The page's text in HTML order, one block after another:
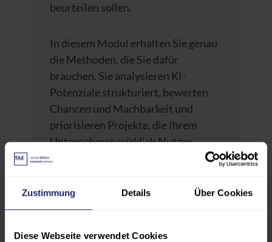
Zustimmung Details Über Cookies
Diese Webseite verwendet Cookies
beurteilen sollen.
In diesem Modul erhalten Sie genau
die Methoden, die Sie dafür
brauchen. Sie analysieren KI-
Potenziale strukturiert, bewerten
Chancen und Machbarkeit und
priorisieren Projekte, die Ihrem
Unternehmen wirklich Nutzen
bringen. Sie arbeiten praxisnah,
gewinnen eine klare
Entscheidungsbasis für Ihre KI-